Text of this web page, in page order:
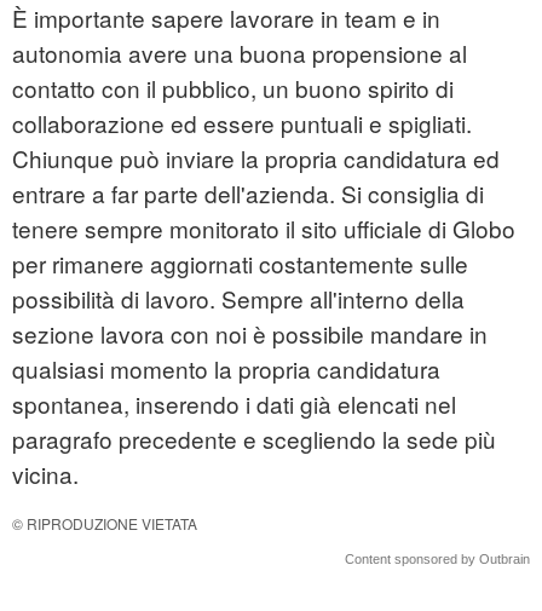
È importante sapere lavorare in team e in
autonomia avere una buona propensione al
contatto con il pubblico, un buono spirito di
collaborazione ed essere puntuali e spigliati.
Chiunque può inviare la propria candidatura ed
entrare a far parte dell'azienda. Si consiglia di
tenere sempre monitorato il sito ufficiale di Globo
per rimanere aggiornati costantemente sulle
possibilità di lavoro. Sempre all'interno della
sezione lavora con noi è possibile mandare in
qualsiasi momento la propria candidatura
spontanea, inserendo i dati già elencati nel
paragrafo precedente e scegliendo la sede più
vicina.
© RIPRODUZIONE VIETATA
Content sponsored by Outbrain